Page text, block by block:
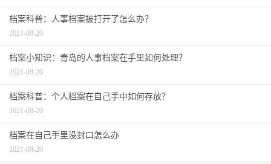
档案科普：人事档案被打开了怎么办？
2021-08-20
档案小知识：青岛的人事档案在手里如何处理？
2021-08-20
档案科普：个人档案在自己手中如何存放？
2021-08-20
档案在自己手里没封口怎么办
2021-08-20